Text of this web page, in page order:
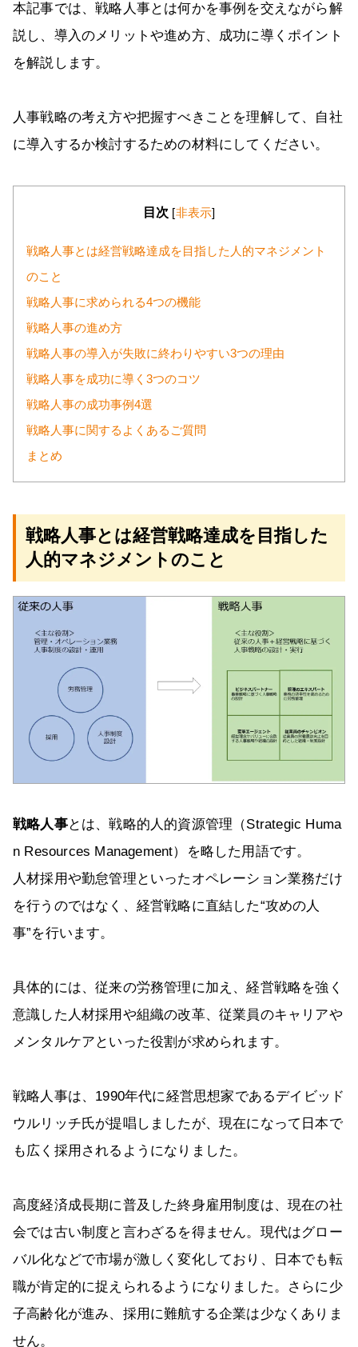
本記事では、戦略人事とは何かを事例を交えながら解
説し、導入のメリットや進め方、成功に導くポイント
を解説します。
人事戦略の考え方や把握すべきことを理解して、自社
に導入するか検討するための材料にしてください。
目次 [非表示]
戦略人事とは経営戦略達成を目指した人的マネジメント
のこと
戦略人事に求められる4つの機能
戦略人事の進め方
戦略人事の導入が失敗に終わりやすい3つの理由
戦略人事を成功に導く3つのコツ
戦略人事の成功事例4選
戦略人事に関するよくあるご質問
まとめ
戦略人事とは経営戦略達成を目指した
人的マネジメントのこと
戦略人事とは、戦略的人的資源管理（Strategic Huma
n Resources Management）を略した用語です。
人材採用や勤怠管理といったオペレーション業務だけ
を行うのではなく、経営戦略に直結した“攻めの人
事”を行います。
具体的には、従来の労務管理に加え、経営戦略を強く
意識した人材採用や組織の改革、従業員のキャリアや
メンタルケアといった役割が求められます。
戦略人事は、1990年代に経営思想家であるデイビッド
ウルリッチ氏が提唱しましたが、現在になって日本で
も広く採用されるようになりました。
高度経済成長期に普及した終身雇用制度は、現在の社
会では古い制度と言わざるを得ません。現代はグロー
バル化などで市場が激しく変化しており、日本でも転
職が肯定的に捉えられるようになりました。さらに少
子高齢化が進み、採用に難航する企業は少なくありま
せん。